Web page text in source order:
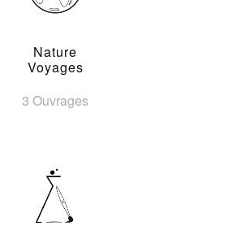
Nature
Voyages
3 Ouvrages